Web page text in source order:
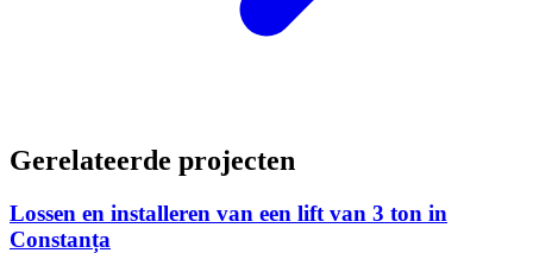
Gerelateerde projecten
Lossen en installeren van een lift van 3 ton in
Constanța